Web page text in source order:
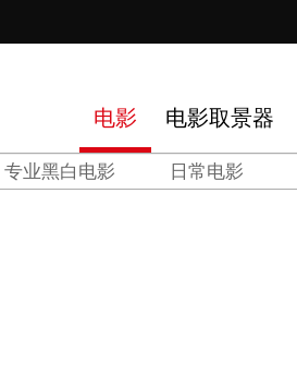
电影
日常电影
专业黑白电影
电影取景器